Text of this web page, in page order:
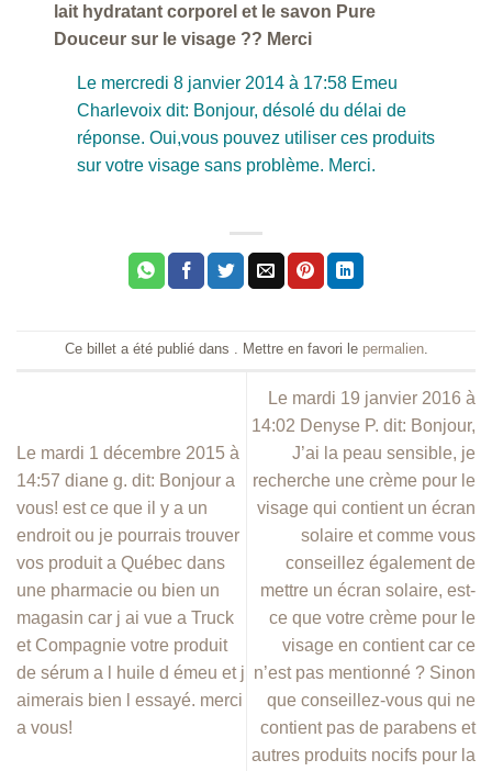
lait hydratant corporel et le savon Pure
Douceur sur le visage ?? Merci
Le mercredi 8 janvier 2014 à 17:58 Emeu
Charlevoix dit: Bonjour, désolé du délai de
réponse. Oui,vous pouvez utiliser ces produits
sur votre visage sans problème. Merci.
Ce billet a été publié dans . Mettre en favori le permalien.
Le mardi 1 décembre 2015 à
14:57 diane g. dit: Bonjour a
vous! est ce que il y a un
endroit ou je pourrais trouver
vos produit a Québec dans
une pharmacie ou bien un
magasin car j ai vue a Truck
et Compagnie votre produit
de sérum a l huile d émeu et j
aimerais bien l essayé. merci
a vous!
Le mardi 19 janvier 2016 à
14:02 Denyse P. dit: Bonjour,
J’ai la peau sensible, je
recherche une crème pour le
visage qui contient un écran
solaire et comme vous
conseillez également de
mettre un écran solaire, est-
ce que votre crème pour le
visage en contient car ce
n’est pas mentionné ? Sinon
que conseillez-vous qui ne
contient pas de parabens et
autres produits nocifs pour la